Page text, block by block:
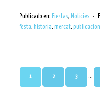
Publicado en: Fiestas, Noticies
festa, historia, mercat,
1 2 3 …